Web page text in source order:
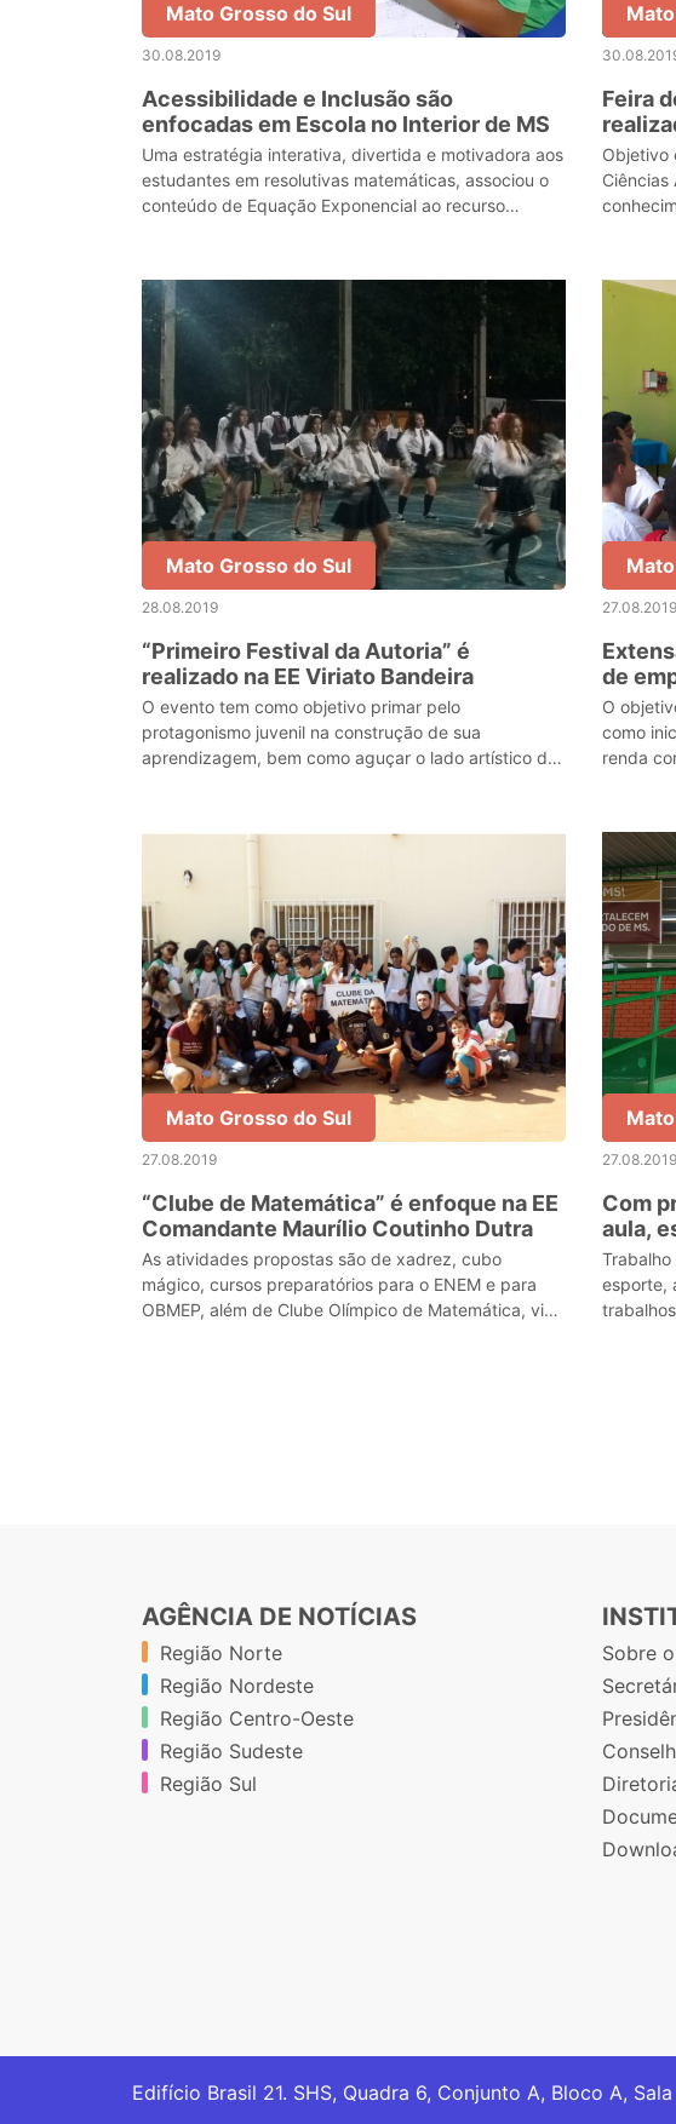
Mato Grosso do Sul
30.08.2019
Acessibilidade e Inclusão são
enfocadas em Escola no Interior de MS
Uma estratégia interativa, divertida e motivadora aos
estudantes em resolutivas matemáticas, associou o
conteúdo de Equação Exponencial ao recurso
Feira
Objetivo
Mato Grosso do Sul
28.08.2019
“Primeiro Festival da Autoria” é
realizado na EE Viriato Bandeira
O evento tem como objetivo primar pelo
protagonismo juvenil na construção de sua
aprendizagem, bem como aguçar o lado artístico de
27.08.2019
de
O
como
renda
Mato Grosso do Sul
27.08.2019
“Clube de Matemática” é enfoque na EE
Comandante Maurílio Coutinho Dutra
As atividades propostas são de xadrez, cubo
mágico, cursos preparatórios para o ENEM e para
OBMEP, além de Clube Olímpico de Matemática, via
27.08.2019
Com
aula,
em
esporte,
AGÊNCIA DE NOTÍCIAS
Região Norte
Região Nordeste
Região Centro-Oeste
Região Sudeste
Região Sul
Sobre
Edifício Brasil 21. SHS, Quadra 6, Conjunto A, Bloco A,